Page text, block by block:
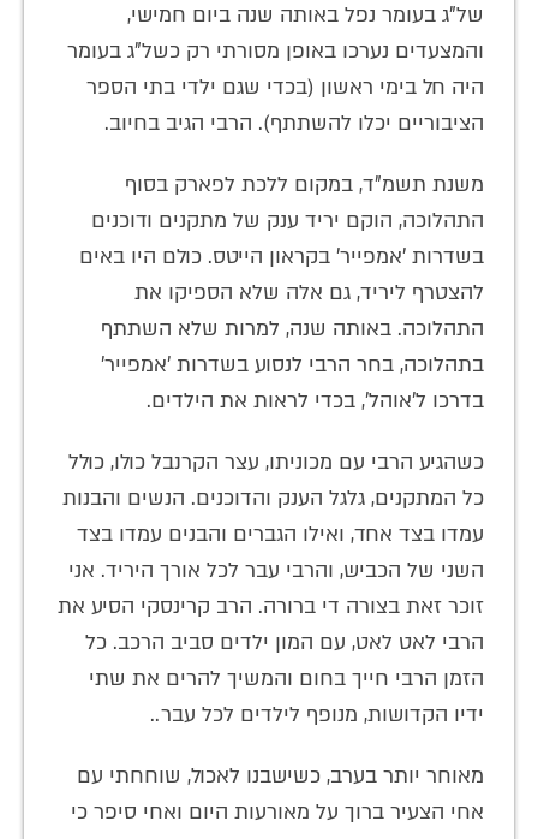
של"ג בעומר נפל באותה שנה ביום חמישי,
והמצעדים נערכו באופן מסורתי רק כשל"ג בעומר
היה חל בימי ראשון (בכדי שגם ילדי בתי הספר
הציבוריים יכלו להשתתף). הרבי הגיב בחיוב.
משנת תשמ"ד, במקום ללכת לפארק בסוף
התהלוכה, הוקם יריד ענק של מתקנים ודוכנים
בשדרות 'אמפייר' בקראון הייטס. כולם היו באים
להצטרף ליריד, גם אלה שלא הספיקו את
התהלוכה. באותה שנה, למרות שלא השתתף
בתהלוכה, בחר הרבי לנסוע בשדרות 'אמפייר'
בדרכו ל'אוהל', בכדי לראות את הילדים.
כשהגיע הרבי עם מכוניתו, עצר הקרנבל כולו, כולל
כל המתקנים, גלגל הענק והדוכנים. הנשים והבנות
עמדו בצד אחד, ואילו הגברים והבנים עמדו בצד
השני של הכביש, והרבי עבר לכל אורך היריד. אני
זוכר זאת בצורה די ברורה. הרב קרינסקי הסיע את
הרבי לאט לאט, עם המון ילדים סביב הרכב. כל
הזמן הרבי חייך בחום והמשיך להרים את שתי
ידיו הקדושות, מנופף לילדים לכל עבר..
מאוחר יותר בערב, כשישבנו לאכול, שוחחתי עם
אחי הצעיר ברוך על מאורעות היום ואחי סיפר כי